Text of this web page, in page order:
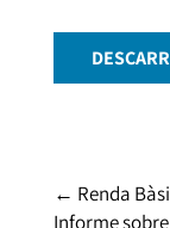
← Renda
Informe